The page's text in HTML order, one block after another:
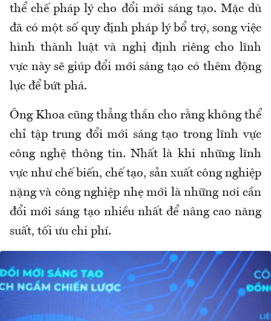
thể chế pháp lý cho đổi mới sáng tạo. Mặc dù
đã có một số quy định pháp lý bổ trợ, song việc
hình thành luật và nghị định riêng cho lĩnh
vực này sẽ giúp đổi mới sáng tạo có thêm động
lực để bứt phá.
Ông Khoa cũng thẳng thắn cho rằng không thể
chỉ tập trung đổi mới sáng tạo trong lĩnh vực
công nghệ thông tin. Nhất là khi những lĩnh
vực như chế biến, chế tạo, sản xuất công nghiệp
nặng và công nghiệp nhẹ mới là những nơi cần
đổi mới sáng tạo nhiều nhất để nâng cao năng
suất, tối ưu chi phí.